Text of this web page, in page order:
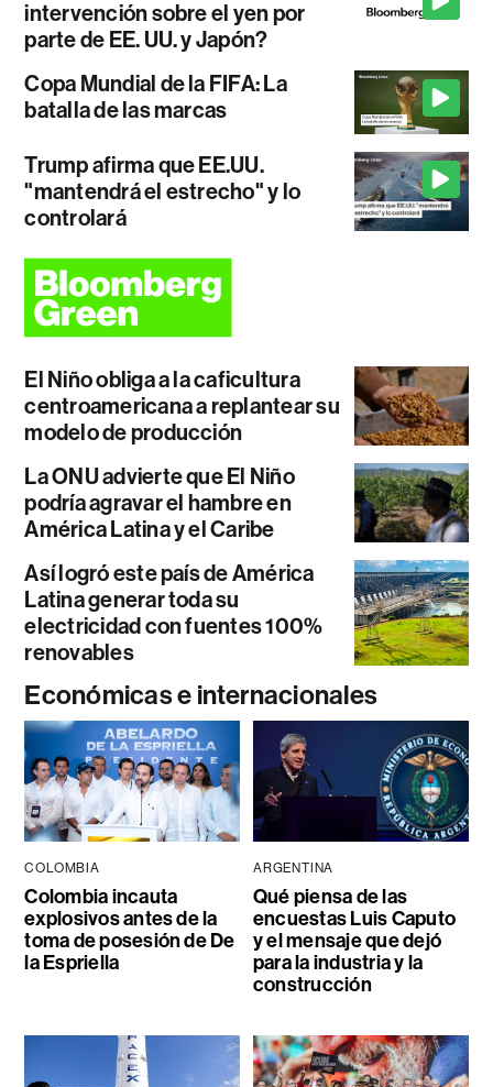
intervención sobre el yen por
parte de EE. UU. y Japón?
Copa Mundial de la FIFA: La
batalla de las marcas
Trump afirma que EE.UU.
"mantendrá el estrecho" y lo
controlará
El Niño obliga a la caficultura
centroamericana a replantear su
modelo de producción
La ONU advierte que El Niño
podría agravar el hambre en
América Latina y el Caribe
Así logró este país de América
Latina generar toda su
electricidad con fuentes 100%
renovables
Económicas e internacionales
COLOMBIA
Colombia incauta
explosivos antes de la
toma de posesión de De
la Espriella
ARGENTINA
Qué piensa de las
encuestas Luis Caputo
y el mensaje que dejó
para la industria y la
construcción